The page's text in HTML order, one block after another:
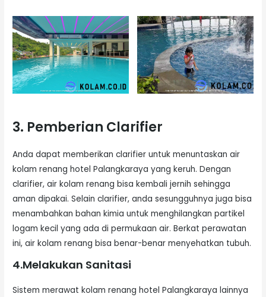
3. Pemberian Clarifier
Anda dapat memberikan clarifier untuk menuntaskan air
kolam renang hotel Palangkaraya yang keruh. Dengan
clarifier, air kolam renang bisa kembali jernih sehingga
aman dipakai. Selain clarifier, anda sesungguhnya juga bisa
menambahkan bahan kimia untuk menghilangkan partikel
logam kecil yang ada di permukaan air. Berkat perawatan
ini, air kolam renang bisa benar-benar menyehatkan tubuh.
4.Melakukan Sanitasi
Sistem merawat kolam renang hotel Palangkaraya lainnya